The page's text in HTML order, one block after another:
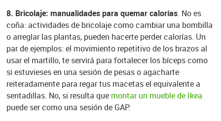
8. Bricolaje: manualidades para quemar calorías. No es
coña: actividades de bricolaje como cambiar una bombilla
o arreglar las plantas, pueden hacerte perder calorías. Un
par de ejemplos: el movimiento repetitivo de los brazos al
usar el martillo, te servirá para fortalecer los bíceps como
si estuvieses en una sesión de pesas o agacharte
reiteradamente para regar tus macetas el equivalente a
sentadillas. No, si resulta que montar un mueble de Ikea
puede ser como una sesión de GAP.